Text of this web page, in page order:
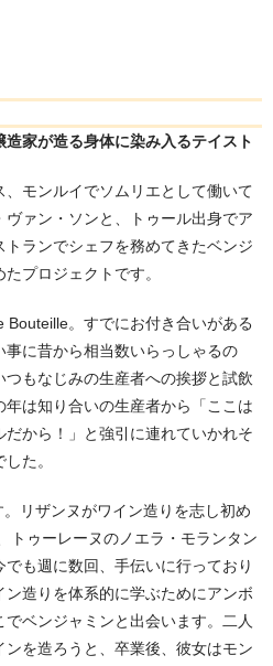
家が造る身体に染み入るテイスト
モンルイでソムリエとして働いて
ァン・ソンと、トゥール出身でア
ランでシェフを務めてきたベンジ
プロジェクトです。
Bouteille。すでにお付き合いがある
に昔から相当数いらっしゃるの
もなじみの生産者への挨拶と試飲
は知り合いの生産者から「ここは
から！」と強引に連れていかれそ
た。
リザンヌがワイン造りを志し初め
トゥーレーヌのノエラ・モランタン
も週に数回、手伝いに行っており
ン造りを体系的に学ぶためにアンボ
ベンジャミンと出会います。二人
を造ろうと、卒業後、彼女はモン